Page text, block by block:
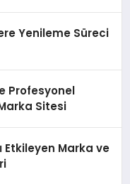
Yenileme Süreci
Profesyonel
Sitesi
Etkileyen Marka ve